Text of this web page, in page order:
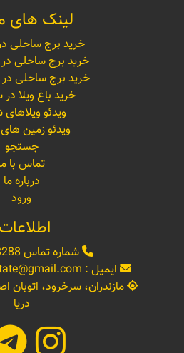
لینک های
خرید برج ساحلی
خرید برج ساحلی در
خرید برج ساحلی در
خرید باغ ویلا
ویدئو
ویدئو زمین
جستجو
تماس با
درباره ما
ورود
اطلاعات
شماره تماس
ایمیل :
مازندران، سرخرود،
دریا